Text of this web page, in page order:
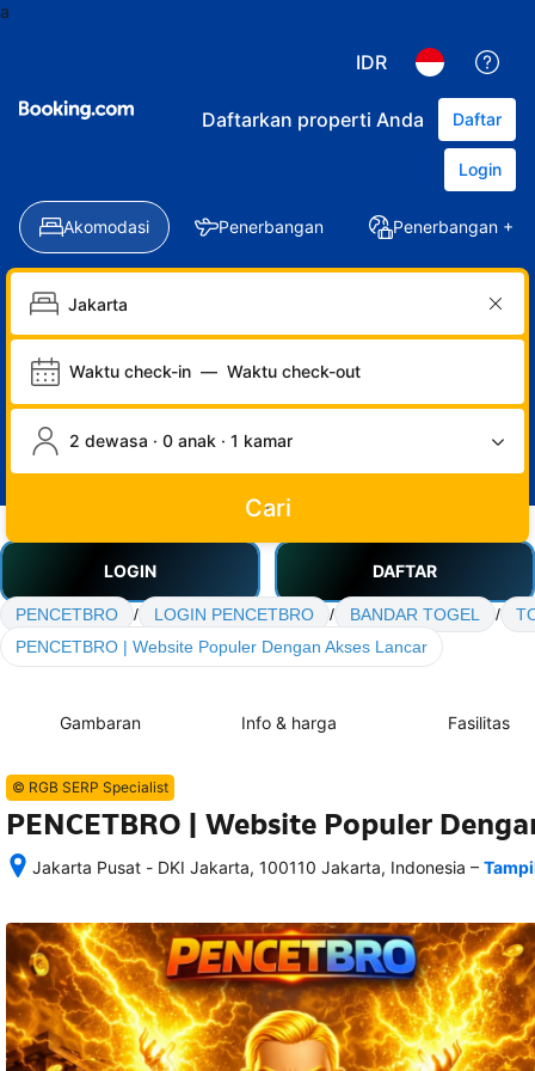
a
IDR
Daftarkan properti Anda Daftar
Login
Akomodasi Penerbangan Penerbangan +
Waktu check-in — Waktu check-out
2 dewasa · 0 anak · 1 kamar
Cari
LOGIN DAFTAR
PENCETBRO / LOGIN PENCETBRO / BANDAR TOGEL /
PENCETBRO | Website Populer Dengan Akses Lancar
Gambaran Info & harga Fasilitas
© RGB SERP Specialist
PENCETBRO | Website Populer
Jakarta Pusat - DKI Jakarta, 100110 Jakarta, Indonesia
semua
rincian
akomodasi
termasuk
nomor
telepon
–